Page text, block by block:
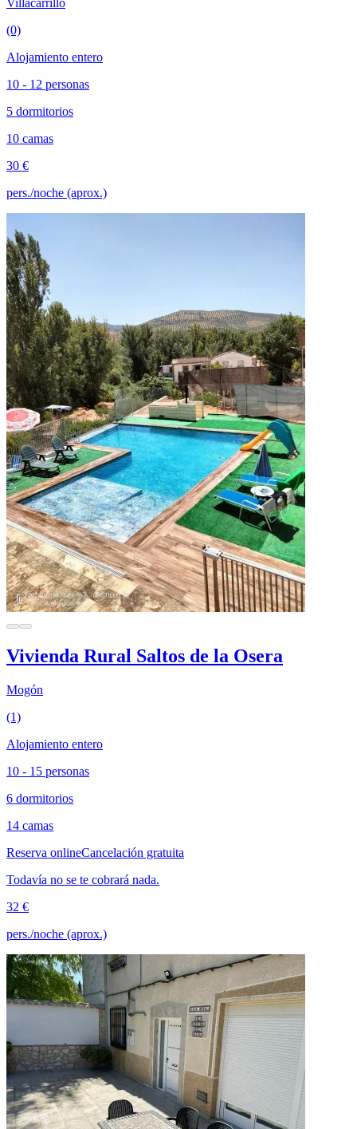
Villacarrillo
(0)
Alojamiento entero
10 - 12 personas
5 dormitorios
10 camas
30 €
pers./noche (aprox.)
Vivienda Rural Saltos de la Osera
Mogón
(1)
Alojamiento entero
10 - 15 personas
6 dormitorios
14 camas
Reserva onlineCancelación gratuita
Todavía no se te cobrará nada.
32 €
pers./noche (aprox.)